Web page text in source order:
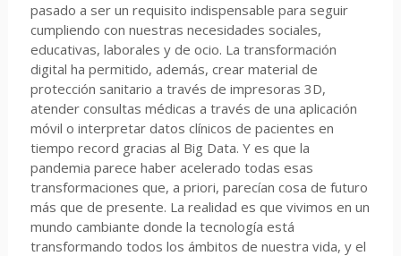
pasado a ser un requisito indispensable para seguir
cumpliendo con nuestras necesidades sociales,
educativas, laborales y de ocio. La transformación
digital ha permitido, además, crear material de
protección sanitario a través de impresoras 3D,
atender consultas médicas a través de una aplicación
móvil o interpretar datos clínicos de pacientes en
tiempo record gracias al Big Data. Y es que la
pandemia parece haber acelerado todas esas
transformaciones que, a priori, parecían cosa de futuro
más que de presente. La realidad es que vivimos en un
mundo cambiante donde la tecnología está
transformando todos los ámbitos de nuestra vida, y el